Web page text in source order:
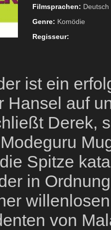
Filmsprachen: Deutsch
Genre: Komödie
Regisseur:
ist ein
Hansel auf
Derek,
Spitze
in
von